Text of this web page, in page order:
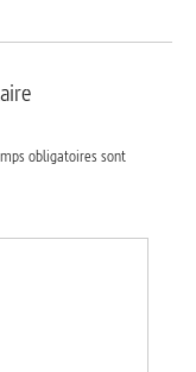
obligatoires sont